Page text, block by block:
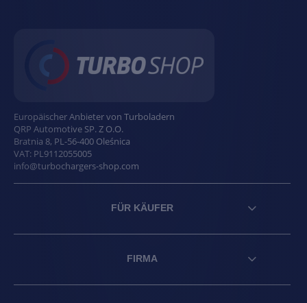
Europäischer Anbieter von Turboladern
QRP Automotive SP. Z O.O.
Bratnia 8, PL -56-400 Oleśnica
VAT: PL9112055005
info@turbochargers-shop.com
FÜR KÄUFER
FIRMA